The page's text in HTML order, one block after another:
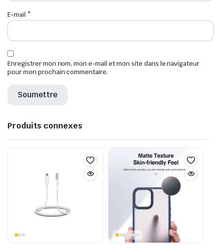
E-mail *
Enregistrer mon nom, mon e-mail et mon site dans le navigateur
pour mon prochain commentaire.
Produits connexes